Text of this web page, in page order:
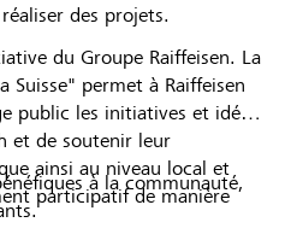
des projets.
du Groupe Raiffeisen. La
Suisse" permet à Raiffeisen
public les initiatives et idées
et de soutenir leur
ainsi au niveau local et
participatif de manière
à la communauté,